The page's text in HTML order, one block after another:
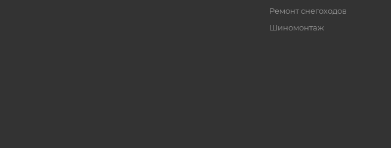
Ремонт снегоходов
Шиномонтаж